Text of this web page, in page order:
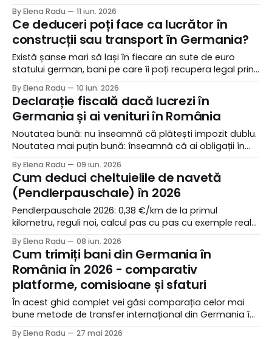
însemna fie bani lăsați pe masă, fie o notă de plată la
final de an pe care nu o așteptai.
By Elena Radu 11 iun. 2026
Ce deduceri poți face ca lucrător în
construcții sau transport în Germania?
Există șanse mari să lași în fiecare an sute de euro
statului german, bani pe care îi poți recupera legal prin
că nu știu că există.
By Elena Radu 10 iun. 2026
Declarație fiscală dacă lucrezi în
Germania și ai venituri în România
Noutatea bună: nu înseamnă că plătești impozit dublu.
Noutatea mai puțin bună: înseamnă că ai obligații în
explică exact cum funcționează, pas cu pas.
By Elena Radu 09 iun. 2026
Cum deduci cheltuielile de navetă
(Pendlerpauschale) în 2026
Pendlerpauschale 2026: 0,38 €/km de la primul
kilometru, reguli noi, calcul pas cu pas cu exemple reale.
naveta și cât recuperezi.
By Elena Radu 08 iun. 2026
Cum trimiți bani din Germania în
România în 2026 - comparativ
platforme, comisioane și sfaturi
În acest ghid complet vei găsi comparația celor mai
bune metode de transfer internațional din Germania în
By Elena Radu 27 mai 2026